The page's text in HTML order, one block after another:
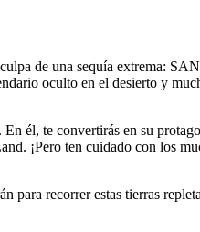
de una sequía extrema:
oculto en el desierto y
él, te convertirás en su
¡Pero ten cuidado con los
recorrer estas tierras